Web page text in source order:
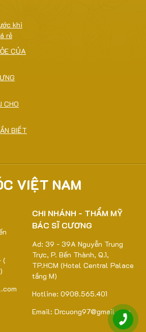
khi
rẻ
CỦA
CHO
BIẾT
VIỆT NAM
(
CHI NHÁNH - THẨM MỸ
BÁC SĨ CƯƠNG
Ad: 39 - 39A Nguyễn Trung
Trực, P. Bến Thành, Q.1,
TP.HCM (Hotel Central Palace
tầng M)
Hotline: 0908.565.401
Email: Drcuong97@gmail.com